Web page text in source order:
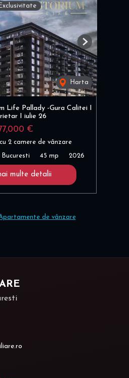
Exclusivitate
Harta
Next
Life Pallady -Gura Calitei I
I iulie 26
€
2 camere de vânzare
Bucuresti 45 mp 2026
multe detalii
de vânzare